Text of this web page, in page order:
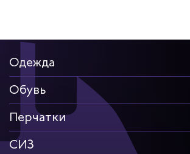
Одежда
Обувь
Перчатки
СИЗ